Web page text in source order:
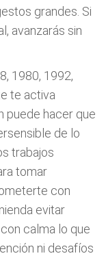
grandes. Si
avanzarás sin
1980, 1992,
te activa
puede hacer que
de lo
trabajos
tomar
con
evitar
calma lo que
ni desafíos